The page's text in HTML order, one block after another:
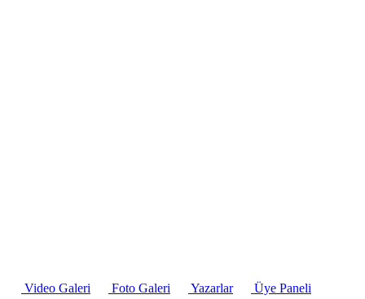
Video Galeri Foto Galeri Yazarlar
Üye Paneli